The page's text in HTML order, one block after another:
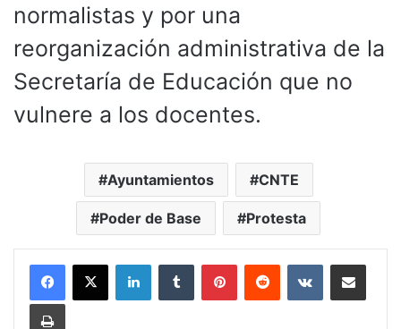
normalistas y por una
reorganización administrativa de la
Secretaría de Educación que no
vulnere a los docentes.
Ayuntamientos CNTE
Poder de Base Protesta
LinkedInTumblr PinterestReddit VKontakteCompartir por
Imprimir